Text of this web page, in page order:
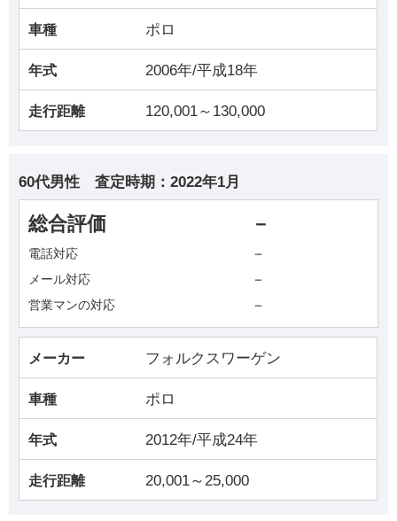
車種 ポロ
年式 2006年/平成18年
走行距離 120,001～130,000
60代男性 査定時期： 2022年1月
総合評価 －
電話対応 －
メール対応 －
営業マンの対応 －
メーカー フォルクスワーゲン
車種 ポロ
年式 2012年/平成24年
走行距離 20,001～25,000